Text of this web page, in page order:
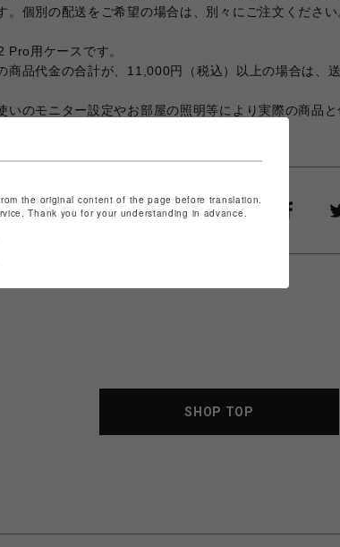
。個別の配送をご希望の場合は、別々にご注文ください
用ケースです。
商品代金の合計が、11,000円（税込）以上の場合は、
いのモニター設定やお部屋の照明等により実際の商品と
SHOP TOP
the original content of the page before translation.
Thank you for your understanding in advance.